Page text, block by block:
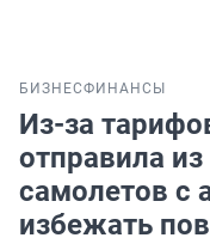
БИЗНЕСФИНАНСЫ
Из-за
отправила
самолетов с
избежать